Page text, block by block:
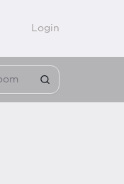
Login